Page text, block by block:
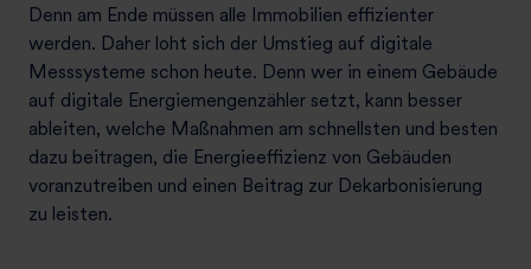
Denn am Ende müssen alle Immobilien effizienter
werden. Daher loht sich der Umstieg auf digitale
Messsysteme schon heute. Denn wer in einem Gebäude
auf digitale Energiemengenzähler setzt, kann besser
ableiten, welche Maßnahmen am schnellsten und besten
dazu beitragen, die Energieeffizienz von Gebäuden
voranzutreiben und einen Beitrag zur Dekarbonisierung
zu leisten.